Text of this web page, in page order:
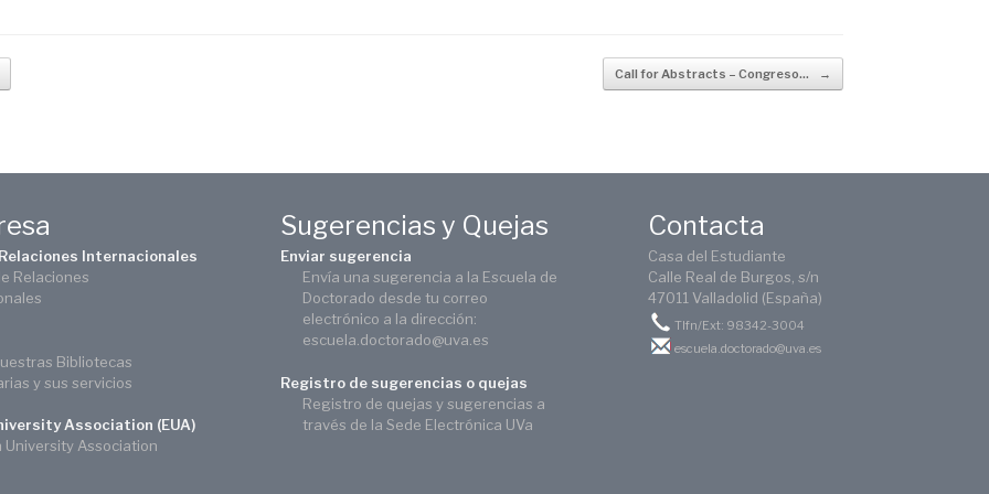
Call for Abstracts – Congreso… →
Internacionales
Relaciones
Bibliotecas
y sus servicios
Association (EUA)
University Association
Sugerencias y Quejas
Enviar sugerencia
Envía una sugerencia a la Escuela de
Doctorado desde tu correo
electrónico a la dirección:
escuela.doctorado@uva.es
Registro de sugerencias o quejas
Registro de quejas y sugerencias a
través de la Sede Electrónica UVa
Contacta
Casa del Estudiante
Calle Real de Burgos, s/n
47011 Valladolid (España)
Tlfn/Ext: 98342-3004
escuela.doctorado@uva.es